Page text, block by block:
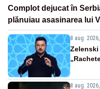
Complot dejucat în
plănuiau asasinarea lui
8 aug.
Zelenski
8 aug.